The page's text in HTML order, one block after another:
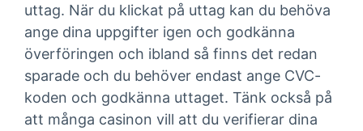
uttag. När du klickat på uttag kan du behöva
ange dina uppgifter igen och godkänna
överföringen och ibland så finns det redan
sparade och du behöver endast ange CVC-
koden och godkänna uttaget. Tänk också på
att många casinon vill att du verifierar dina